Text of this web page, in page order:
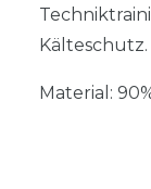
Kälteschutz.
Material: